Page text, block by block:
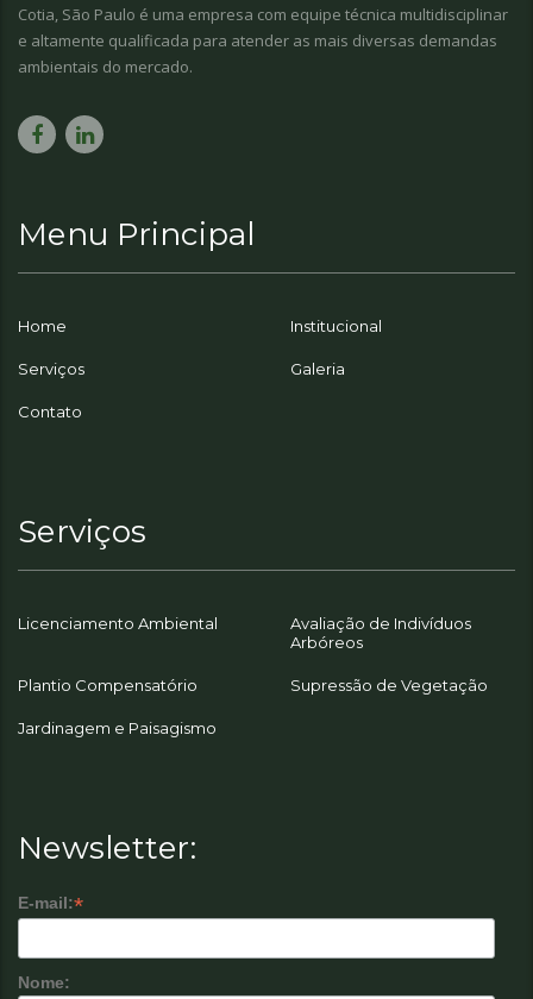
Cotia, São Paulo é uma empresa com equipe técnica multidisciplinar
e altamente qualificada para atender as mais diversas demandas
ambientais do mercado.
Menu Principal
Home Institucional
Serviços Galeria
Contato
Serviços
Licenciamento Ambiental
Avaliação de Indivíduos
Arbóreos
Plantio Compensatório Supressão de Vegetação
Jardinagem e Paisagismo
Newsletter:
E-mail:*
Nome: